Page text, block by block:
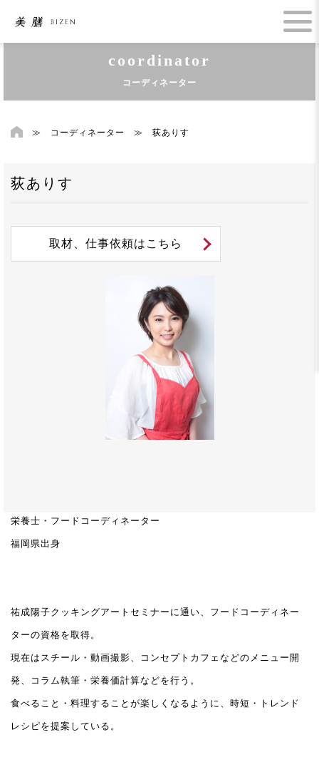
coordinator
コーディネーター
≫ コーディネーター ≫ 荻ありす
荻ありす
取材、仕事依頼はこちら
栄養士・フードコーディネーター
福岡県出身
祐成陽子クッキングアートセミナーに通い、フードコーディネー
ターの資格を取得。
現在はスチール・動画撮影、コンセプトカフェなどのメニュー開
発、コラム執筆・栄養価計算などを行う。
食べること・料理することが楽しくなるように、時短・トレンド
レシピを提案している。